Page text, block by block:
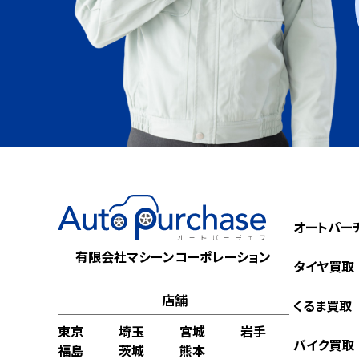
有限会社マシーンコーポレーション
店舗
東京
埼玉 宮城
岩手
福島
茨城 熊本
オートパ
タイヤ買取
くるま買取
バイク買取